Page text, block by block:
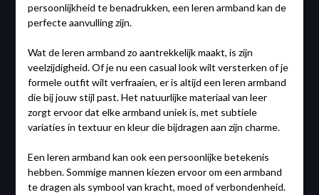
persoonlijkheid te benadrukken, een leren armband kan de
perfecte aanvulling zijn.
Wat de leren armband zo aantrekkelijk maakt, is zijn
veelzijdigheid. Of je nu een casual look wilt versterken of je
formele outfit wilt verfraaien, er is altijd een leren armband
die bij jouw stijl past. Het natuurlijke materiaal van leer
zorgt ervoor dat elke armband uniek is, met subtiele
variaties in textuur en kleur die bijdragen aan zijn charme.
Een leren armband kan ook een persoonlijke betekenis
hebben. Sommige mannen kiezen ervoor om een armband
te dragen als symbool van kracht, moed of verbondenheid.